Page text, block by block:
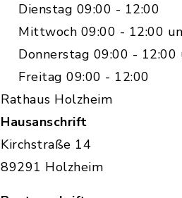
Dienstag 09:00 - 12:00
Mittwoch 09:00 - 12:00
Donnerstag 09:00 -
Freitag 09:00 - 12:00
Rathaus Holzheim
Hausanschrift
Kirchstraße 14
89291 Holzheim